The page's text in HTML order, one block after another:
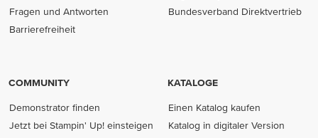
Fragen und Antworten
Barrierefreiheit
Bundesverband Direktvertrieb
COMMUNITY
Demonstrator finden
Jetzt bei Stampin' Up! einsteigen
KATALOGE
Einen Katalog kaufen
Katalog in digitaler Version